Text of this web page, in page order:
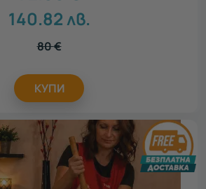
140.82лв.
80€
КУПИ